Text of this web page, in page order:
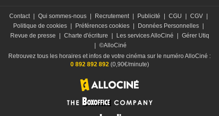
Contact Qui sommes-nous Recrutement Publicité CGU CGV
Politique de cookies
Préférences cookies Données Personnelles
Revue de presse
Charte d'écriture Les services AlloCiné
Gérer Utiq
©AlloCiné
Retrouvez tous les horaires et infos de votre cinéma sur le numéro AlloCiné :
0 892 892 892(0,90€/minute)